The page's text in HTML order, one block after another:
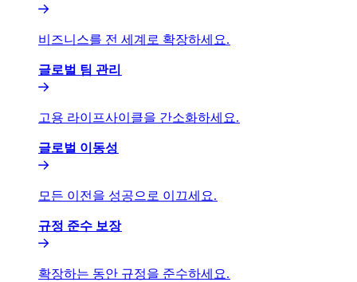
비즈니스를 전 세계로 확장하세요.​​
글로벌 팀 관리​​
고용 라이프사이클을 간소화하세요.​​
글로벌 이동성​​
모든 이전을 성공으로 이끄세요.​​
규정 준수 보장​​
확장하는 동안 규정을 준수하세요.​​